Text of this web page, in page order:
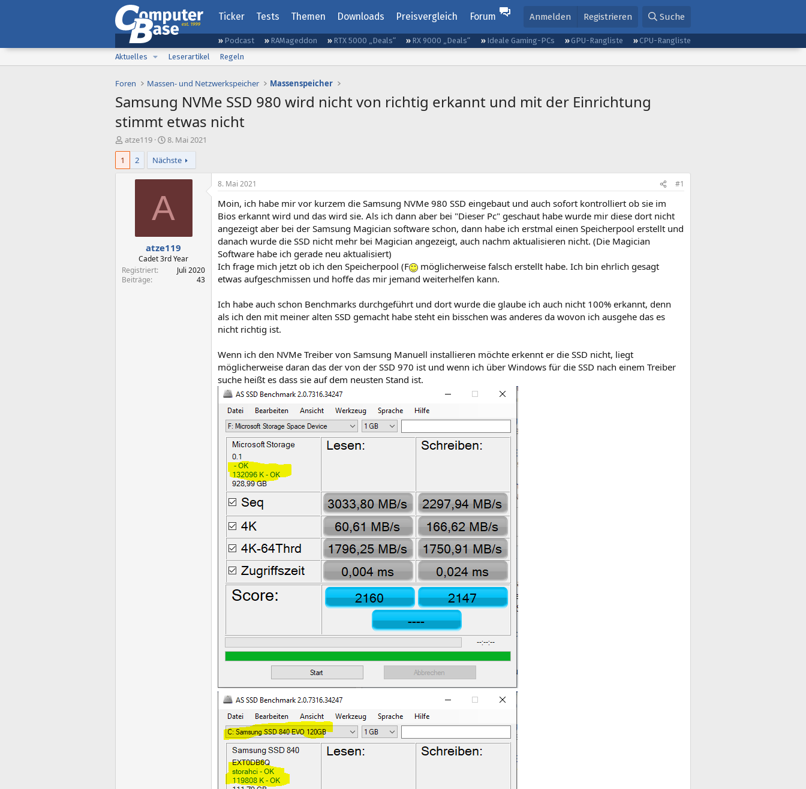
Ticker Tests Themen Downloads Preisvergleich Forum Anmelden Registrieren Suche
Podcast RAMageddon RTX 5000 „Deals“ RX 9000 „Deals“ Ideale Gaming-PCs GPU-Rangliste
CPU-Rangliste
Aktuelles
Leserartikel Regeln
Foren Massen- und Netzwerkspeicher Massenspeicher
Samsung NVMe SSD 980 wird nicht von richtig erkannt und mit der Einrichtung
stimmt etwas nicht
E
r
t
atze119
E
r
s
t
e
l
t
m
8. Mai 2021
1
2 Nächste
A
atze119
Cadet 3rd Year
Registriert
Juli 2020
Beiträge
43
8. Mai 2021 #1
Moin, ich habe mir vor kurzem die Samsung NVMe 980 SSD eingebaut und auch sofort kontrolliert ob sie im
Bios erkannt wird und das wird sie. Als ich dann aber bei "Dieser Pc" geschaut habe wurde mir diese dort nicht
angezeigt aber bei der Samsung Magician software schon, dann habe ich erstmal einen Speicherpool erstellt und
danach wurde die SSD nicht mehr bei Magician angezeigt, auch nachm aktualisieren nicht. (Die Magician
Software habe ich gerade neu aktualisiert)
Ich frage mich jetzt ob ich den Speicherpool (F
möglicherweise falsch erstellt habe. Ich bin ehrlich gesagt
etwas aufgeschmissen und hoffe das mir jemand weiterhelfen kann.
Ich habe auch schon Benchmarks durchgeführt und dort wurde die glaube ich auch nicht 100% erkannt, denn
als ich den mit meiner alten SSD gemacht habe steht ein bisschen was anderes da wovon ich ausgehe das es
nicht richtig ist.
Wenn ich den NVMe Treiber von Samsung Manuell installieren möchte erkennt er die SSD nicht, liegt
möglicherweise daran das der von der SSD 970 ist und wenn ich über Windows für die SSD nach einem Treiber
suche heißt es dass sie auf dem neusten Stand ist.